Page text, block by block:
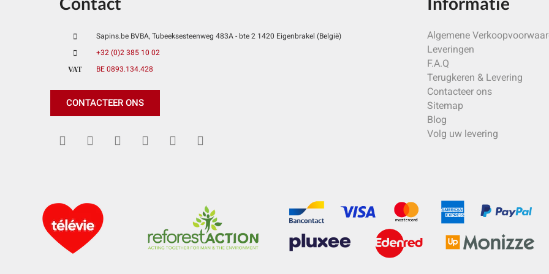
Sapins.be BVBA, Tubeeksesteenweg 483A - bte 2 1420 Eigenbrakel (België)
+32 (0)2 385 10 02
VAT
BE 0893.134.428
CONTACTEER ONS
Algemene
Leveringen
F.A.Q
Terugkeren & Levering
Contacteer ons
Sitemap
Blog
Volg uw levering